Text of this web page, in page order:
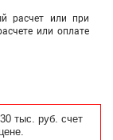
расчет или при
или оплате
тыс. руб. счет